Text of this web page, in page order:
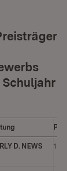
D. NEWS 1.